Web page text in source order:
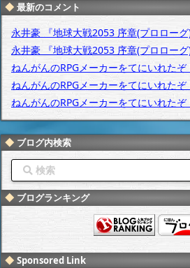
最新のコメント
永井豪 『地球大戦2053 序章(プロロー
永井豪 『地球大戦2053 序章(プロロー
ねんがんのRPGメーカーをてにいれたぞ
ねんがんのRPGメーカーをてにいれたぞ
ねんがんのRPGメーカーをてにいれたぞ
ブログ内検索
ブログランキング
Sponsored Link